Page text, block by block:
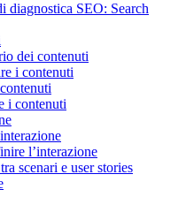
diagnostica SEO: Search
dei contenuti
i contenuti
i contenuti
l’interazione
scenari e user stories